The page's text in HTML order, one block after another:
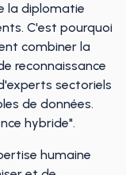
la diplomatie
C'est pourquoi
combiner la
reconnaissance
sectoriels
de données.
hybride".
humaine